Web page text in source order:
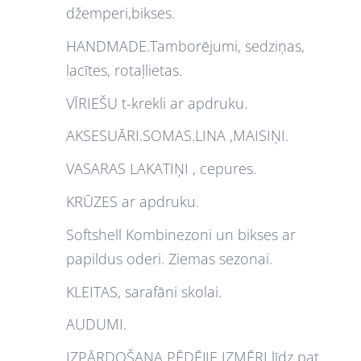
džemperi,bikses.
HANDMADE.Tamborējumi, sedziņas,
lacītes, rotaļlietas.
VĪRIEŠU t-krekli ar apdruku.
AKSESUĀRI.SOMAS.LINA ,MAISIŅI.
VASARAS LAKATIŅI , cepures.
KRŪZES ar apdruku.
Softshell Kombinezoni un bikses ar
papildus oderi. Ziemas sezonai.
KLEITAS, sarafāni skolai.
AUDUMI.